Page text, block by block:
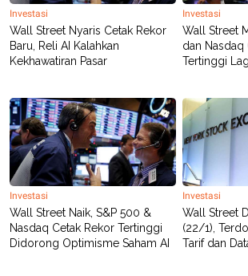
Investasi
Wall Street Nyaris Cetak Rekor
Baru, Reli AI Kalahkan
Kekhawatiran Pasar
Investasi
Wall Street
dan Nasdaq
Tertinggi
Investasi
Wall Street Naik, S&P 500 &
Nasdaq Cetak Rekor Tertinggi
Didorong Optimisme Saham AI
Investasi
Wall Street
(22/1),
Tarif dan